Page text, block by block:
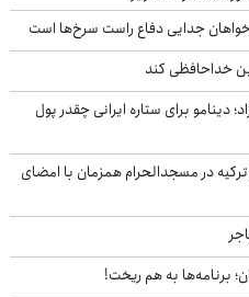
خواهان جدایی دفاع راست سرخ‌ها است
خداحافظی کند
دینامو برای ستاره ایرانی چقدر پول
در مسجدالحرام همزمان با امضای
برنامه‌ها به هم ریخت!